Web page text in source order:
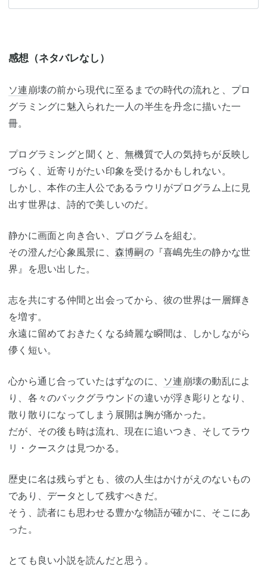
感想（ネタバレなし）
ソ連 崩壊の前から現代に至るまでの時代の流れと、プロ
グラミングに魅入られた一人の半生を丹念に描いた一
冊。
プログラミングと聞くと、無機質で人の気持ちが反映し
づらく、近寄りがたい印象を受けるかもしれない。
しかし、本作の主人公であるラウリがプログラム上に見
出す世界は、詩的で美しいのだ。
静かに画面と向き合い、プログラムを組む。
その澄んだ心象風景に、 森博嗣の『喜嶋先生の静かな世
界』を思い出した。
志を共にする仲間と出会ってから、彼の世界は一層輝き
を増す。
永遠に留めておきたくなる綺麗な瞬間は、しかしながら
儚く短い。
心から通じ合っていたはずなのに、 ソ連 崩壊の動乱によ
り、各々のバックグラウンドの違いが浮き彫りとなり、
散り散りになってしまう展開は胸が痛かった。
だが、その後も時は流れ、現在に追いつき、そしてラウ
リ・クースクは見つかる。
歴史に名は残らずとも、彼の人生はかけがえのないもの
であり、データとして残すべきだ。
そう、読者にも思わせる豊かな物語が確かに、そこにあ
った。
とても良い小説を読んだと思う。